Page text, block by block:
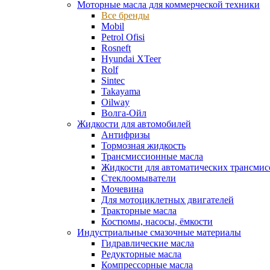
Моторные масла для коммерческой техники
Все бренды
Mobil
Petrol Ofisi
Rosneft
Hyundai XTeer
Rolf
Sintec
Takayama
Oilway
Волга-Ойл
Жидкости для автомобилей
Антифризы
Тормозная жидкость
Трансмиссионные масла
Жидкости для автоматических
Стеклоомыватели
Мочевина
Для мотоциклетных двигателей
Тракторные масла
Костюмы, насосы, ёмкости
Индустриальные смазочные материалы
Гидравлические масла
Редукторные масла
Компрессорные масла